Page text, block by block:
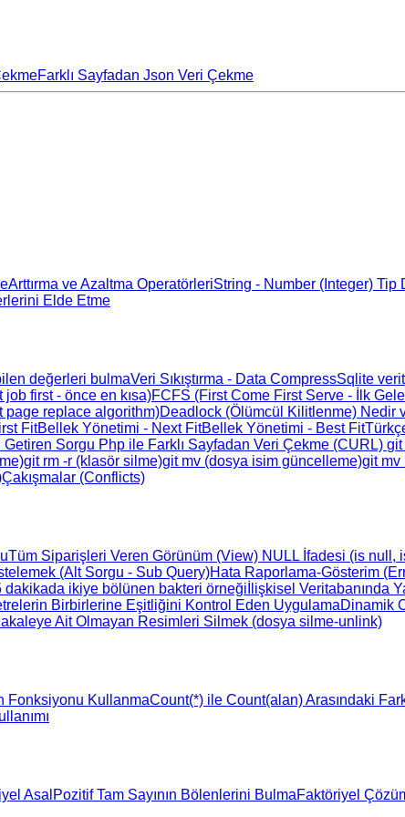
Farklı Sayfadan Json Veri Çekme
Arttırma ve Azaltma OperatörleriString - Number (Integer) Tip
Elde Etme
değerleri bulmaVeri Sıkıştırma - Data CompressSqlite
job first - önce en kısa)FCFS (First Come First Serve - İlk
page replace algorithm)Deadlock (Ölümcül Kilitlenme) Nedir
FitBellek Yönetimi - Next FitBellek Yönetimi - Best Fit
Sorgu Php ile Farklı Sayfadan Veri Çekme (CURL) git
git rm -r (klasör silme)git mv (dosya isim güncelleme)git mv
Çakışmalar (Conflicts)
Tüm Siparişleri Veren Görünüm (View) NULL İfadesi (is null,
(Alt Sorgu - Sub Query)Hata Raporlama-Gösterim
dakikada ikiye bölünen bakteri örneği İlişkisel Veritabanında
Birbirlerine Eşitliğini Kontrol Eden UygulamaDinamik
Ait Olmayan Resimleri Silmek (dosya silme-unlink)
Fonksiyonu KullanmaCount(*) ile Count(alan) Arasındaki
Asal Pozitif Tam Sayının Bölenlerini BulmaFaktöriyel